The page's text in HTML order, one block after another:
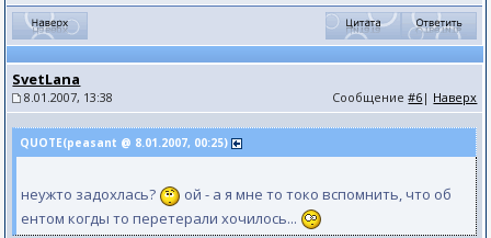
SvetLana
8.01.2007, 13:38 Сообщение#6 | Наверх
QUOTE(peasant @ 8.01.2007, 00:25)
неужто задохлась?
ой - а я мне то токо вспомнить, что об
ентом когды то перетерали хочилось...